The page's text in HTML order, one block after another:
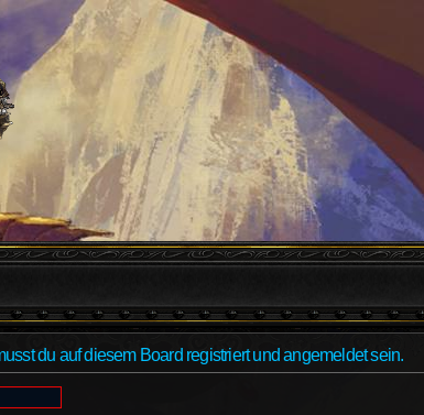
du auf diesem Board registriert und angemeldet sein.